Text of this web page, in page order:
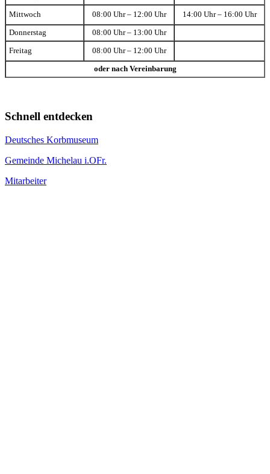
Mittwoch 08:00 Uhr – 12:00 Uhr 14:00 Uhr – 16:00 Uhr
Donnerstag 08:00 Uhr – 13:00 Uhr
Freitag 08:00 Uhr – 12:00 Uhr
oder nach Vereinbarung
Schnell entdecken
Deutsches Korbmuseum
Gemeinde Michelau i.OFr.
Mitarbeiter